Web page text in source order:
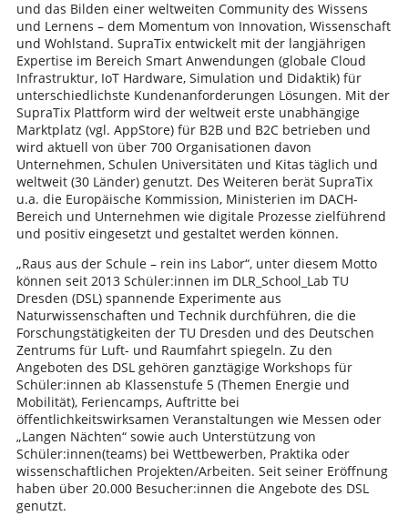
und das Bilden einer weltweiten Community des Wissens
und Lernens – dem Momentum von Innovation, Wissenschaft
und Wohlstand. SupraTix entwickelt mit der langjährigen
Expertise im Bereich Smart Anwendungen (globale Cloud
Infrastruktur, IoT Hardware, Simulation und Didaktik) für
unterschiedlichste Kundenanforderungen Lösungen. Mit der
SupraTix Plattform wird der weltweit erste unabhängige
Marktplatz (vgl. AppStore) für B2B und B2C betrieben und
wird aktuell von über 700 Organisationen davon
Unternehmen, Schulen Universitäten und Kitas täglich und
weltweit (30 Länder) genutzt. Des Weiteren berät SupraTix
u.a. die Europäische Kommission, Ministerien im DACH-
Bereich und Unternehmen wie digitale Prozesse zielführend
und positiv eingesetzt und gestaltet werden können.
„Raus aus der Schule – rein ins Labor“, unter diesem Motto
können seit 2013 Schüler:innen im DLR_School_Lab TU
Dresden (DSL) spannende Experimente aus
Naturwissenschaften und Technik durchführen, die die
Forschungstätigkeiten der TU Dresden und des Deutschen
Zentrums für Luft- und Raumfahrt spiegeln. Zu den
Angeboten des DSL gehören ganztägige Workshops für
Schüler:innen ab Klassenstufe 5 (Themen Energie und
Mobilität), Feriencamps, Auftritte bei
öffentlichkeitswirksamen Veranstaltungen wie Messen oder
„Langen Nächten“ sowie auch Unterstützung von
Schüler:innen(teams) bei Wettbewerben, Praktika oder
wissenschaftlichen Projekten/Arbeiten. Seit seiner Eröffnung
haben über 20.000 Besucher:innen die Angebote des DSL
genutzt.